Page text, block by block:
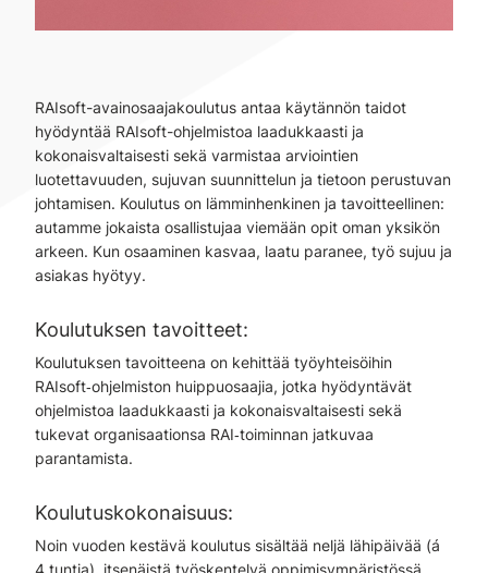
RAIsoft-avainosaajakoulutus antaa käytännön taidot
hyödyntää RAIsoft-ohjelmistoa laadukkaasti ja
kokonaisvaltaisesti sekä varmistaa arviointien
luotettavuuden, sujuvan suunnittelun ja tietoon perustuvan
johtamisen. Koulutus on lämminhenkinen ja tavoitteellinen:
autamme jokaista osallistujaa viemään opit oman yksikön
arkeen. Kun osaaminen kasvaa, laatu paranee, työ sujuu ja
asiakas hyötyy.
Koulutuksen tavoitteet:
Koulutuksen tavoitteena on kehittää työyhteisöihin
RAIsoft‑ohjelmiston huippuosaajia, jotka hyödyntävät
ohjelmistoa laadukkaasti ja kokonaisvaltaisesti sekä
tukevat organisaationsa RAI‑toiminnan jatkuvaa
parantamista.
Koulutuskokonaisuus:
Noin vuoden kestävä koulutus sisältää neljä lähipäivää (á
4 tuntia), itsenäistä työskentelyä oppimisympäristössä